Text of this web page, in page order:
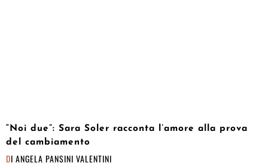
“Noi due”: Sara Soler racconta l’amore alla prova
del cambiamento
DI ANGELA PANSINI VALENTINI